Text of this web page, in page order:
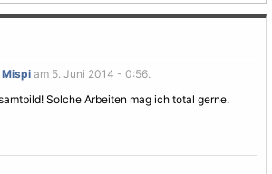
Mispiam 5. Juni 2014 - 0:56.
Solche Arbeiten mag ich total gerne.